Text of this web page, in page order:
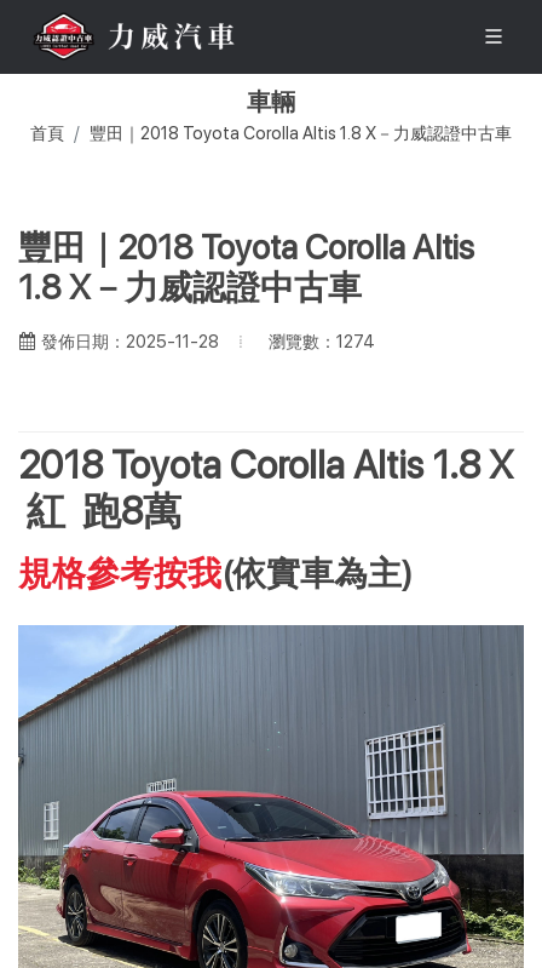
車輛
首頁 豐田｜2018 Toyota Corolla Altis 1.8 X－力威認證中古車
豐田｜2018 Toyota Corolla Altis
1.8 X－力威認證中古車
發佈日期：2025-11-28 瀏覽數：1274
2018 Toyota Corolla Altis 1.8 X
紅 跑8萬
規格參考按我(依實車為主)